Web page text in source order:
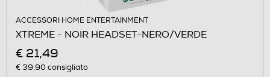
ACCESSORI HOME ENTERTAINMENT
XTREME - NOIR HEADSET-NERO/VERDE
€ 21,49
€ 39,90consigliato